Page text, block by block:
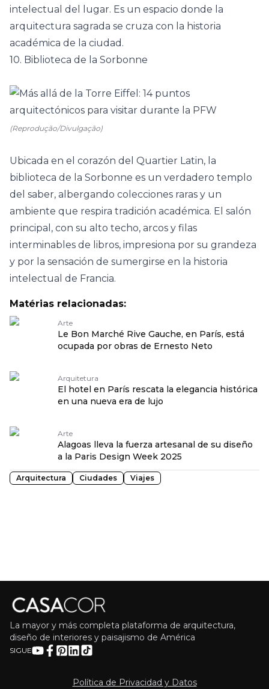
intelectual del lugar. Es un espacio donde la
arquitectura sagrada se cruza con la historia
académica de la ciudad.
10. Biblioteca de la Sorbonne
(Reprodução/Divulgação)
Ubicada en el corazón del Quartier Latin, la
biblioteca de la Sorbonne es un verdadero templo
del saber, albergando colecciones raras y un
ambiente que respira tradición académica. El salón
principal, con su alto techo, arcos y filas
interminables de libros, impresiona por su grandeza
y por la sensación de sumergirse en la historia
intelectual de Francia.
Matérias relacionadas:
Arte
Le Bon Marché Rive Gauche, en París, está
ocupada por obras de Ernesto Neto
Arquitetura
El hotel en París rescata la elegancia histórica
en una nueva era de lujo
Arte
Alagoas lleva la fuerza artesanal de su diseño
a la Paris Design Week 2025
Arquitectura Ciudades Viajes
La mayor y más completa plataforma de arquitectura,
diseño de interiores y paisajismo de América
SIGUE
Política de Privacidad y Datos